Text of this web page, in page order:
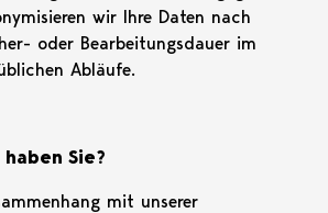
wir Ihre Daten nach
oder Bearbeitungsdauer im
Abläufe.
Sie?
mit unserer